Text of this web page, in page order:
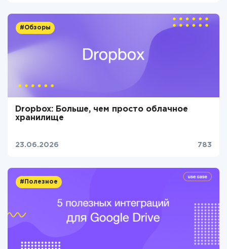
#Обзоры
Dropbox: Больше, чем просто облачное
хранилище
23.06.2026 783
#Полезное